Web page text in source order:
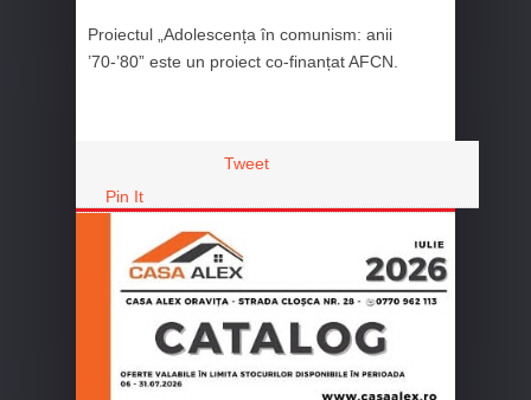
Proiectul „Adolescența în comunism: anii
’70-’80” este un proiect co-finanțat AFCN.
Tweet
Pin It